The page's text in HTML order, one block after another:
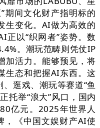
期间文化财产指明标的
生变化。AI做为高效的
正以“织网者”姿势。数
。潮玩范畴则凭仗IP
加活力。能够预见，将
生态和把握AI东西。这
逛戏、潮玩等赛道“鱼
托举“浪大”风口，国内
亿元。2025年世界人
，《中国文娱财产AI使